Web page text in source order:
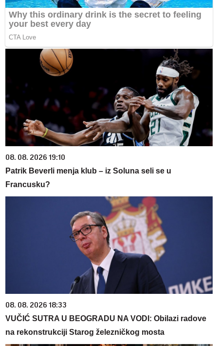
08. 08. 2026 19:10
Patrik Beverli menja klub – iz Soluna seli se u
Francusku?
08. 08. 2026 18:33
VUČIĆ SUTRA U BEOGRADU NA VODI: Obilazi radove
na rekonstrukciji Starog železničkog mosta